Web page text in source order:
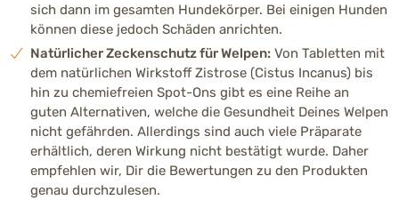
sich dann im gesamten Hundekörper. Bei einigen Hunden
können diese jedoch Schäden anrichten.
Natürlicher Zeckenschutz für Welpen: Von Tabletten mit
dem natürlichen Wirkstoff Zistrose (Cistus Incanus) bis
hin zu chemiefreien Spot-Ons gibt es eine Reihe an
guten Alternativen, welche die Gesundheit Deines Welpen
nicht gefährden. Allerdings sind auch viele Präparate
erhältlich, deren Wirkung nicht bestätigt wurde. Daher
empfehlen wir, Dir die Bewertungen zu den Produkten
genau durchzulesen.